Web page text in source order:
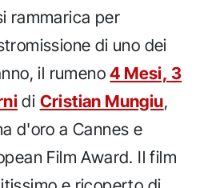
rammarica per
di uno dei
il rumeno4 Mesi, 3
di Cristian Mungiu,
d'oro a Cannes e
Film Award. Il film